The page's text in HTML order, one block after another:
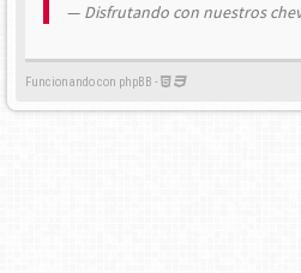
Disfrutando con nuestros
Funcionando con phpBB -